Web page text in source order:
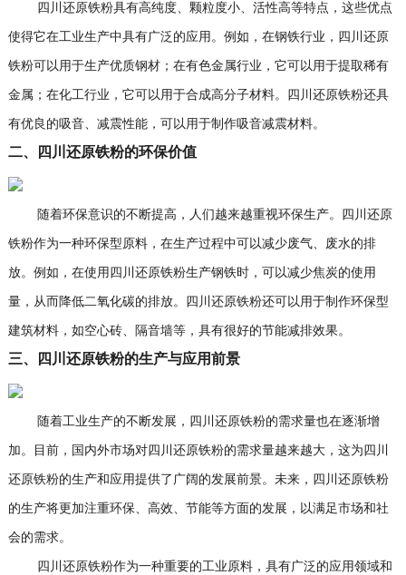
四川还原铁粉具有高纯度、颗粒度小、活性高等特点，这些优点
使得它在工业生产中具有广泛的应用。例如，在钢铁行业，四川还原
铁粉可以用于生产优质钢材；在有色金属行业，它可以用于提取稀有
金属；在化工行业，它可以用于合成高分子材料。四川还原铁粉还具
有优良的吸音、减震性能，可以用于制作吸音减震材料。
二、四川还原铁粉的环保价值
随着环保意识的不断提高，人们越来越重视环保生产。四川还原
铁粉作为一种环保型原料，在生产过程中可以减少废气、废水的排
放。例如，在使用四川还原铁粉生产钢铁时，可以减少焦炭的使用
量，从而降低二氧化碳的排放。四川还原铁粉还可以用于制作环保型
建筑材料，如空心砖、隔音墙等，具有很好的节能减排效果。
三、四川还原铁粉的生产与应用前景
随着工业生产的不断发展，四川还原铁粉的需求量也在逐渐增
加。目前，国内外市场对四川还原铁粉的需求量越来越大，这为四川
还原铁粉的生产和应用提供了广阔的发展前景。未来，四川还原铁粉
的生产将更加注重环保、高效、节能等方面的发展，以满足市场和社
会的需求。
四川还原铁粉作为一种重要的工业原料，具有广泛的应用领域和